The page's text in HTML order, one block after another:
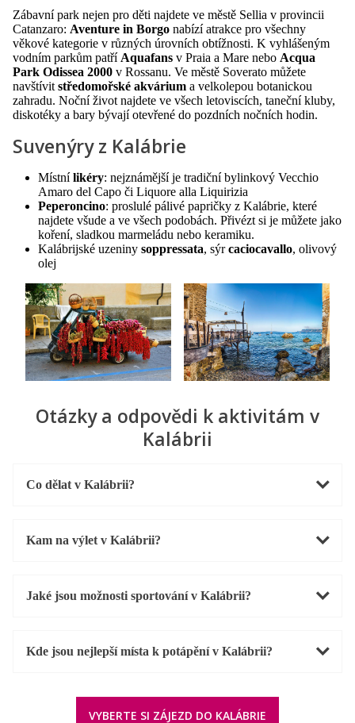
Zábavní park nejen pro děti najdete ve městě Sellia v provincii
Catanzaro: Aventure in Borgo nabízí atrakce pro všechny
věkové kategorie v různých úrovních obtížnosti. K vyhlášeným
vodním parkům patří Aquafans v Praia a Mare nebo Acqua
Park Odissea 2000 v Rossanu. Ve městě Soverato můžete
navštívit středomořské akvárium a velkolepou botanickou
zahradu. Noční život najdete ve všech letoviscích, taneční kluby,
diskotéky a bary bývají otevřené do pozdních nočních hodin.
Suvenýry z Kalábrie
Místnílikéry: nejznámější je tradiční bylinkový Vecchio
Amaro del Capo či Liquore alla Liquirizia
Peperoncino: proslulé pálivé papričky z Kalábrie, které
najdete všude a ve všech podobách. Přivézt si je můžete jako
koření, sladkou marmeládu nebo keramiku.
Kalábrijské uzeniny soppressata, sýrcaciocavallo, olivový
olej
Otázky a odpovědi k aktivitám v
Kalábrii
Co dělat v Kalábrii?
Kam na výlet v Kalábrii?
Jaké jsou možnosti sportování v Kalábrii?
Kde jsou nejlepší místa k potápění v Kalábrii?
VYBERTE SI ZÁJEZD DO KALÁBRIE